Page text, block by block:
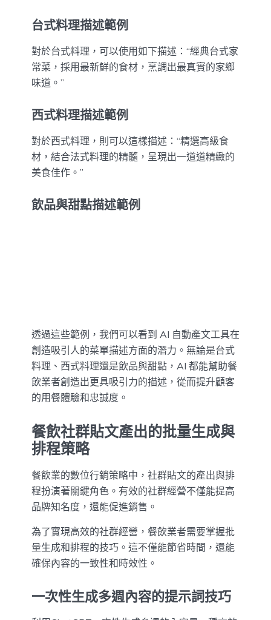
台式料理描述範例
對於台式料理，可以使用如下描述：“經典台式家
常菜，採用最新鮮的食材，烹調出最真實的家鄉
味道。”
西式料理描述範例
對於西式料理，則可以這樣描述：“精選高級食
材，結合法式料理的精髓，呈現出一道道精緻的
美食佳作。”
飲品與甜點描述範例
透過這些範例，我們可以看到 AI 自動產文工具在
創造吸引人的菜單描述方面的潛力。無論是台式
料理、西式料理還是飲品與甜點，AI 都能幫助餐
飲業者創造出更具吸引力的描述，從而提升顧客
的用餐體驗和忠誠度。
餐飲社群貼文產出的批量生成與
排程策略
餐飲業的數位行銷策略中，社群貼文的產出與排
程扮演著關鍵角色。有效的社群經營不僅能提高
品牌知名度，還能促進銷售。
為了實現高效的社群經營，餐飲業者需要掌握批
量生成和排程的技巧。這不僅能節省時間，還能
確保內容的一致性和時效性。
一次性生成多週內容的提示詞技巧